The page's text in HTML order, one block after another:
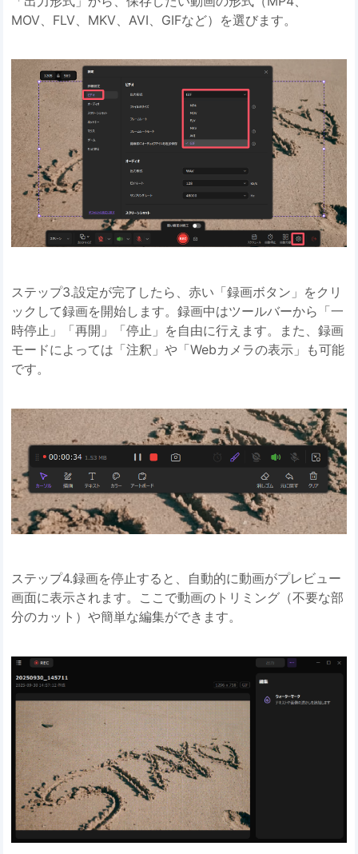
MOV、FLV、MKV、AVI、GIFなど）を選びます。
ステップ3.設定が完了したら、赤い「録画ボタン」をクリ
ックして録画を開始します。録画中はツールバーから「一
時停止」「再開」「停止」を自由に行えます。また、録画
モードによっては「注釈」や「Webカメラの表示」も可能
です。
ステップ4.録画を停止すると、自動的に動画がプレビュー
画面に表示されます。ここで動画のトリミング（不要な部
分のカット）や簡単な編集ができます。